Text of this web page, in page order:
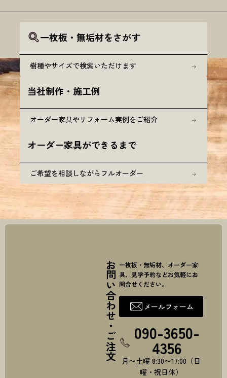
一枚板・無垢材をさがす
樹種やサイズで検索いただけます
当社制作・施工例
オーダー家具やリフォーム実例をご紹介
オーダー家具ができるまで
ご希望を相談しながらフルオーダー
お問い合わせ・ご注文 一枚板・無垢材、オーダー家
具、見学予約などお気軽にお
問合せください。
メールフォーム
090-3650-
4356
月〜土曜 8:30〜17:00（日
曜・祝日休）